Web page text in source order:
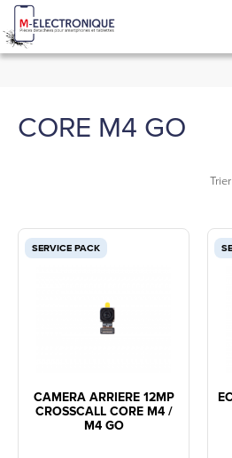
CORE M4 GO
SERVICE PACK
CAMERA ARRIERE 12MP
CROSSCALL CORE M4 /
M4 GO